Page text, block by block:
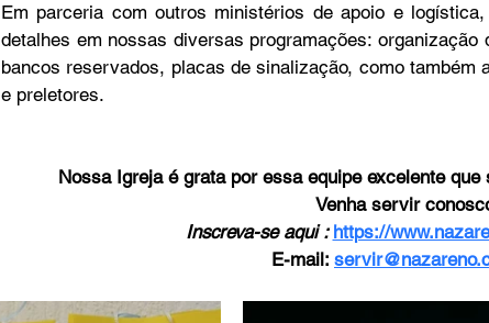
Em parceria com outros ministérios de apoio e
detalhes em nossas diversas programações: organização
bancos reservados, placas de sinalização, como também
e preletores.
Nossa Igreja é grata por essa equipe excelente
Venha servir
Inscreva-se aqui : https://
E-mail: